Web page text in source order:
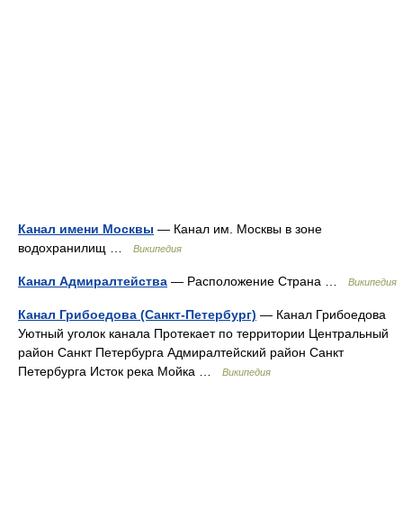
Канал имени Москвы — Канал им. Москвы в зоне
водохранилищ …
Википедия
Канал Адмиралтейства — Расположение Страна … Википедия
Канал Грибоедова (Санкт-Петербург) — Канал Грибоедова
Уютный уголок канала Протекает по территории Центральный
район Санкт Петербурга Адмиралтейский район Санкт
Петербурга Исток река Мойка …
Википедия